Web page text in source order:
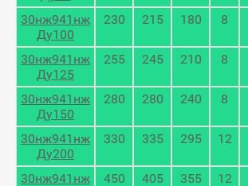
30нж941нж
Ду100
230 215 180 8
30нж941нж
Ду125
255 245 210 8
30нж941нж
Ду150
280 280 240 8
30нж941нж
Ду200
330 335 295 12
30нж941нж 450 405 355 12